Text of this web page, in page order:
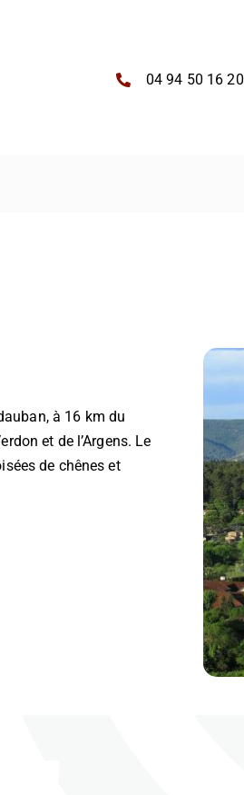
04 94 50 16 20
à 16 km du
et de l’Argens. Le
de chênes et